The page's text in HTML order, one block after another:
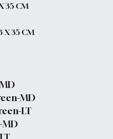
35 CM
X 35 CM
MD
LT
MD